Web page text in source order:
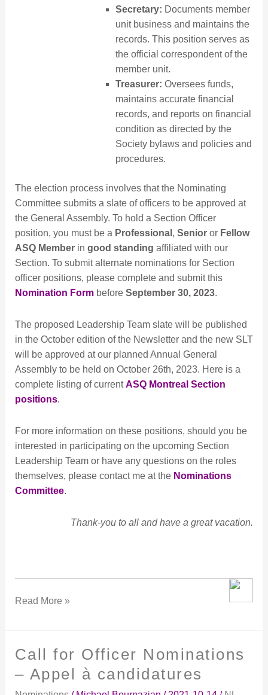
Secretary: Documents member
unit business and maintains the
records. This position serves as
the official correspondent of the
member unit.
Treasurer: Oversees funds,
maintains accurate financial
records, and reports on financial
condition as directed by the
Society bylaws and policies and
procedures.
The election process involves that the Nominating
Committee submits a slate of officers to be approved at
the General Assembly. To hold a Section Officer
position, you must be a Professional , Senioror Fellow
ASQ Memberin good standing affiliated with our
Section. To submit alternate nominations for Section
officer positions, please complete and submit this
Nomination Formbefore September 30, 2023.
The proposed Leadership Team slate will be published
in the October edition of the Newsletter and the new SLT
will be approved at our planned Annual General
Assembly to be held on October 26th, 2023. Here is a
complete listing of currentASQ Montreal Section
positions.
For more information on these positions, should you be
interested in participating on the upcoming Section
Leadership Team or have any questions on the roles
themselves, please contact me at the Nominations
Committee.
Thank-you to all and have a great vacation.
Read More »
Call for Officer Nominations
– Appel à candidatures
Call
Officer